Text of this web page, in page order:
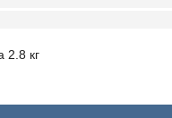
2.8 кг